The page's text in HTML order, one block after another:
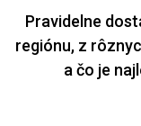
Pravidelne
regiónu, z
a čo je